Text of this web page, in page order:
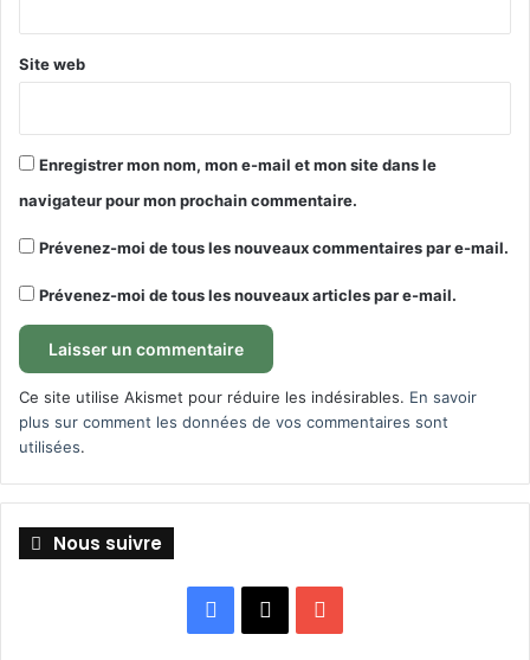
Site web
Enregistrer mon nom, mon e-mail et mon site dans le
navigateur pour mon prochain commentaire.
Prévenez-moi de tous les nouveaux commentaires par e-mail.
Prévenez-moi de tous les nouveaux articles par e-mail.
Ce site utilise Akismet pour réduire les indésirables. En savoir
plus sur comment les données de vos commentaires sont
utilisées.
Nous suivre
Facebook
X